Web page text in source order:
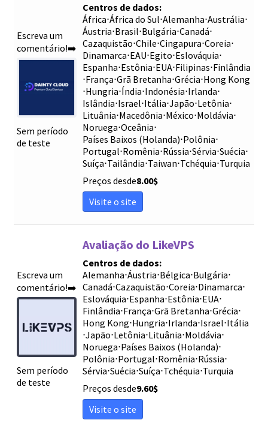
Escreva um
comentário!➡️
Sem período
de teste
Centros de dados:
África⋅África do Sul⋅Alemanha⋅Austrália⋅
Áustria⋅Brasil⋅Bulgária⋅Canadá⋅
Cazaquistão⋅Chile⋅Cingapura⋅Coreia⋅
Dinamarca⋅EAU⋅Egito⋅Eslováquia⋅
Espanha⋅Estônia⋅EUA⋅Filipinas⋅Finlândia
⋅França⋅Grã Bretanha⋅Grécia⋅Hong Kong
⋅Hungria⋅Índia⋅Indonésia⋅Irlanda⋅
Islândia⋅Israel⋅Itália⋅Japão⋅Letônia⋅
Lituânia⋅Macedônia⋅México⋅Moldávia⋅
Noruega⋅Oceânia⋅
Países Baixos (Holanda)⋅Polônia⋅
Portugal⋅Romênia⋅Rússia⋅Sérvia⋅Suécia⋅
Suíça⋅Tailândia⋅Taiwan⋅Tchéquia⋅Turquia
Preços desde8.00$
Visite o site
Escreva um
comentário!➡️
Sem período
de teste
Avaliação do LikeVPS
Centros de dados:
Alemanha⋅Áustria⋅Bélgica⋅Bulgária⋅
Canadá⋅Cazaquistão⋅Coreia⋅Dinamarca⋅
Eslováquia⋅Espanha⋅Estônia⋅EUA⋅
Finlândia⋅França⋅Grã Bretanha⋅Grécia⋅
Hong Kong⋅Hungria⋅Irlanda⋅Israel⋅Itália
⋅Japão⋅Letônia⋅Lituânia⋅Moldávia⋅
Noruega⋅Países Baixos (Holanda)⋅
Polônia⋅Portugal⋅Romênia⋅Rússia⋅
Sérvia⋅Suécia⋅Suíça⋅Tchéquia⋅Turquia
Preços desde9.60$
Visite o site